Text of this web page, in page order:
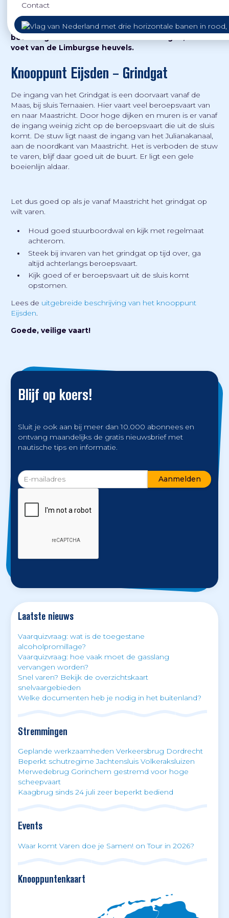
Contact
In het uiterste zuiden van Nederland, onder
Maastricht, is een bijzonder watersportgebied,
Recreatiecentrum Eijsden. Bij de plaatselijke
bevolking ook wel bekend als het ‘Grindgat’, aan de
voet van de Limburgse heuvels.
Knooppunt Eijsden – Grindgat
De ingang van het Grindgat is een doorvaart vanaf de
Maas, bij sluis Ternaaien. Hier vaart veel beroepsvaart van
en naar Maastricht. Door hoge dijken en muren is er vanaf
de ingang weinig zicht op de beroepsvaart die uit de sluis
komt. De stuw ligt naast de ingang van het Julianakanaal,
aan de noordkant van Maastricht. Het is verboden de stuw
te varen, blijf daar goed uit de buurt. Er ligt een gele
boeienlijn aldaar.
Let dus goed op als je vanaf Maastricht het grindgat op
wilt varen.
Houd goed stuurboordwal en kijk met regelmaat
achterom.
Steek bij invaren van het grindgat op tijd over, ga
altijd achterlangs beroepsvaart.
Kijk goed of er beroepsvaart uit de sluis komt
opstomen.
Lees de uitgebreide beschrijving van het knooppunt
Eijsden
Goede, veilige vaart!
Blijf op koers!
Sluit je ook aan bij meer dan 10.000 abonnees en
ontvang maandelijks de gratis nieuwsbrief met
nautische tips en informatie.
Laatste nieuws
Vaarquizvraag: wat is de toegestane
alcoholpromillage?
Vaarquizvraag: hoe vaak moet de gasslang
vervangen worden?
Snel varen? Bekijk de overzichtskaart
snelvaargebieden
Welke documenten heb je nodig in het buitenland?
Stremmingen
Geplande werkzaamheden Verkeersbrug Dordrecht
Beperkt schutregime Jachtensluis Volkeraksluizen
Merwedebrug Gorinchem gestremd voor hoge
scheepvaart
Kaagbrug sinds 24 juli zeer beperkt bediend
Events
Waar komt Varen doe je Samen! on Tour in 2026?
Knooppuntenkaart